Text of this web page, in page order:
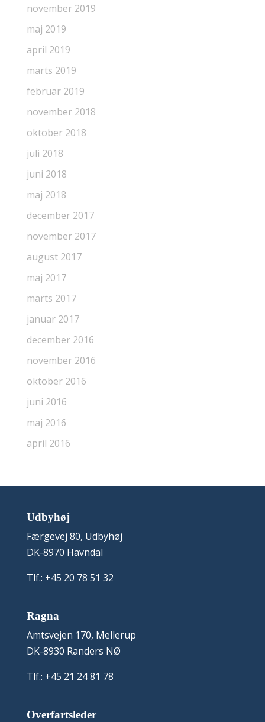
november 2019
maj 2019
april 2019
marts 2019
februar 2019
november 2018
oktober 2018
juli 2018
juni 2018
maj 2018
december 2017
november 2017
august 2017
maj 2017
marts 2017
januar 2017
december 2016
november 2016
oktober 2016
juni 2016
maj 2016
april 2016
Udbyhøj
Færgevej 80, Udbyhøj
DK-8970 Havndal
Tlf.: +45 20 78 51 32
Ragna
Amtsvejen 170, Mellerup
DK-8930 Randers NØ
Tlf.: +45 21 24 81 78
Overfartsleder